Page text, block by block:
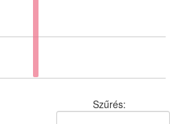
Szűrés: